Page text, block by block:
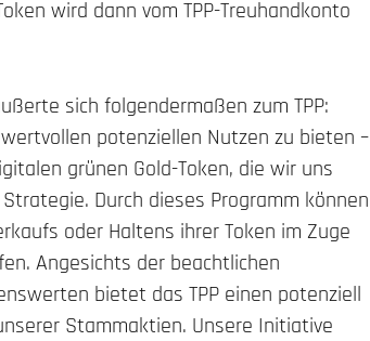
wird dann vom TPP-Treuhandkonto
sich folgendermaßen zum TPP:
potenziellen Nutzen zu bieten –
grünen Gold-Token, die wir uns
Durch dieses Programm können
oder Haltens ihrer Token im Zuge
Angesichts der beachtlichen
bietet das TPP einen potenziell
Stammaktien. Unsere Initiative